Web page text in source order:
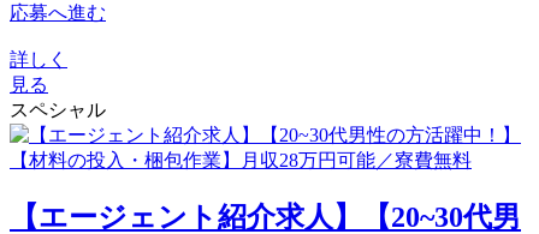
応募へ進む
詳しく
見る
スペシャル
【エージェント紹介求人】【20~30代男